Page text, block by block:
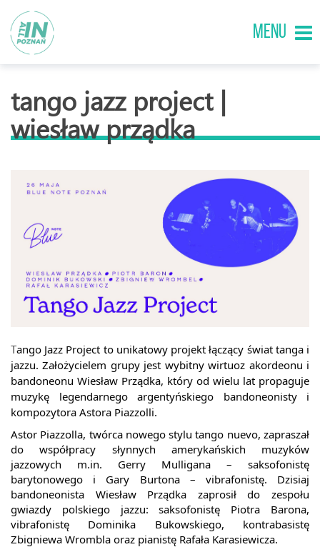
MENU
tango jazz project |
wiesław prządka
Tango Jazz Project to unikatowy projekt łączący świat tanga i
jazzu. Założycielem grupy jest wybitny wirtuoz akordeonu i
bandoneonu Wiesław Prządka, który od wielu lat propaguje
muzykę legendarnego argentyńskiego bandoneonisty i
kompozytora Astora Piazzolli.
Astor Piazzolla, twórca nowego stylu tango nuevo, zapraszał
do współpracy słynnych amerykańskich muzyków
jazzowych m.in. Gerry Mulligana – saksofonistę
barytonowego i Gary Burtona – vibrafonistę. Dzisiaj
bandoneonista Wiesław Prządka zaprosił do zespołu
gwiazdy polskiego jazzu: saksofonistę Piotra Barona,
vibrafonistę Dominika Bukowskiego, kontrabasistę
Zbigniewa Wrombla oraz pianistę Rafała Karasiewicza.